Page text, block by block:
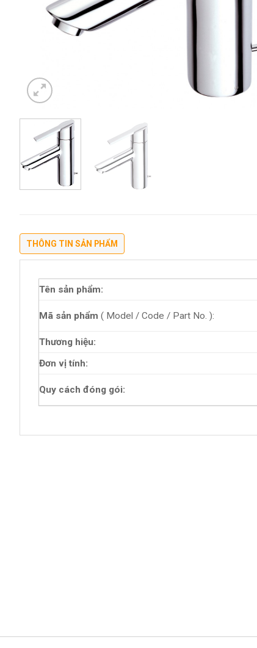
THÔNG TIN SẢN PHẨM
Tên sản phẩm:
Mã sản phẩm ( Model / Code / Part No. ):
Thương hiệu:
Đơn vị tính:
Quy cách đóng gói: